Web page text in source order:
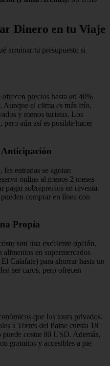
Dinero en tu Viaje
arruinar tu presupuesto si
ofrecen precios hasta un 40%
Aunque el clima es más frío,
y menos turistas. Los
pero aún así es posible hacer
entradas se agotan
online al menos 2 meses
pagar sobreprecios en reventa.
comprar en línea con
Propia
son una excelente opción.
en supermercados
Calafate) para ahorrar hasta un
ser caros, pero ofrecen
que los tours privados.
a Torres del Paine cuesta 18
costar 80 USD. Además,
gratuitos y accesibles a pie